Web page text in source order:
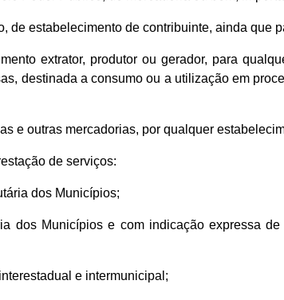
de estabelecimento de contribuinte, ainda que
extrator, produtor ou gerador, para
destinada a consumo ou a utilização em
e outras mercadorias, por qualquer
de serviços:
dos Municípios;
dos Municípios e com indicação expressa
e intermunicipal;